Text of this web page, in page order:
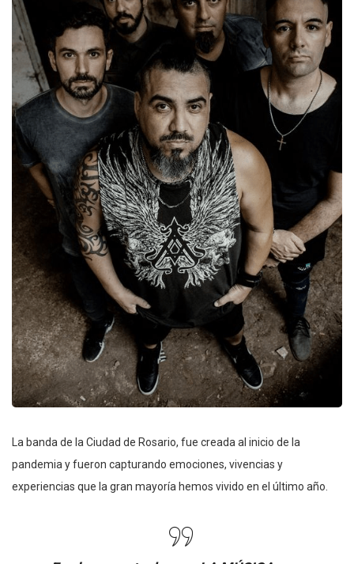
La banda de la Ciudad de Rosario, fue creada al inicio de la
pandemia y fueron capturando emociones, vivencias y
experiencias que la gran mayoría hemos vivido en el último año.